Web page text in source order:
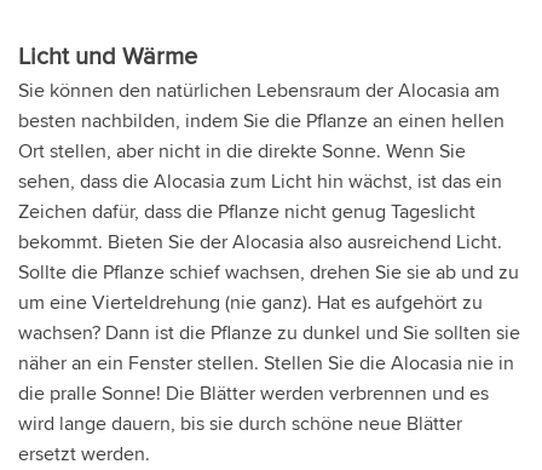
Licht und Wärme
Sie können den natürlichen Lebensraum der Alocasia am
besten nachbilden, indem Sie die Pflanze an einen hellen
Ort stellen, aber nicht in die direkte Sonne. Wenn Sie
sehen, dass die Alocasia zum Licht hin wächst, ist das ein
Zeichen dafür, dass die Pflanze nicht genug Tageslicht
bekommt. Bieten Sie der Alocasia also ausreichend Licht.
Sollte die Pflanze schief wachsen, drehen Sie sie ab und zu
um eine Vierteldrehung (nie ganz). Hat es aufgehört zu
wachsen? Dann ist die Pflanze zu dunkel und Sie sollten sie
näher an ein Fenster stellen. Stellen Sie die Alocasia nie in
die pralle Sonne! Die Blätter werden verbrennen und es
wird lange dauern, bis sie durch schöne neue Blätter
ersetzt werden.